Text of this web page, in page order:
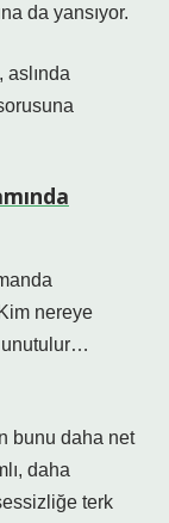
da yansıyor.
aslında
nereye
unutulur…
bunu daha net
daha
terk